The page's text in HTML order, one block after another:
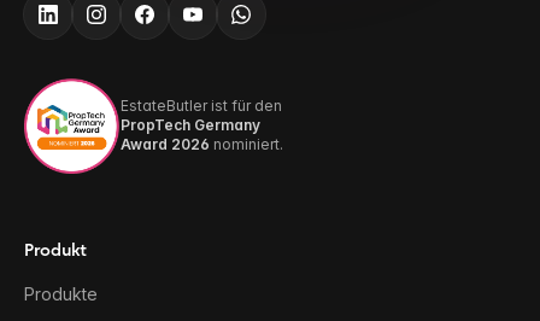
EstateButler ist für den
PropTech Germany
Award 2026 nominiert.
Produkt
Produkte